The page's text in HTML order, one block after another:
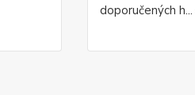
doporučených h...